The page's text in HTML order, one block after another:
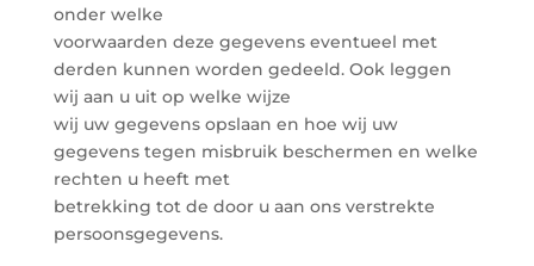
onder welke
voorwaarden deze gegevens eventueel met
derden kunnen worden gedeeld. Ook leggen
wij aan u uit op welke wijze
wij uw gegevens opslaan en hoe wij uw
gegevens tegen misbruik beschermen en welke
rechten u heeft met
betrekking tot de door u aan ons verstrekte
persoonsgegevens.